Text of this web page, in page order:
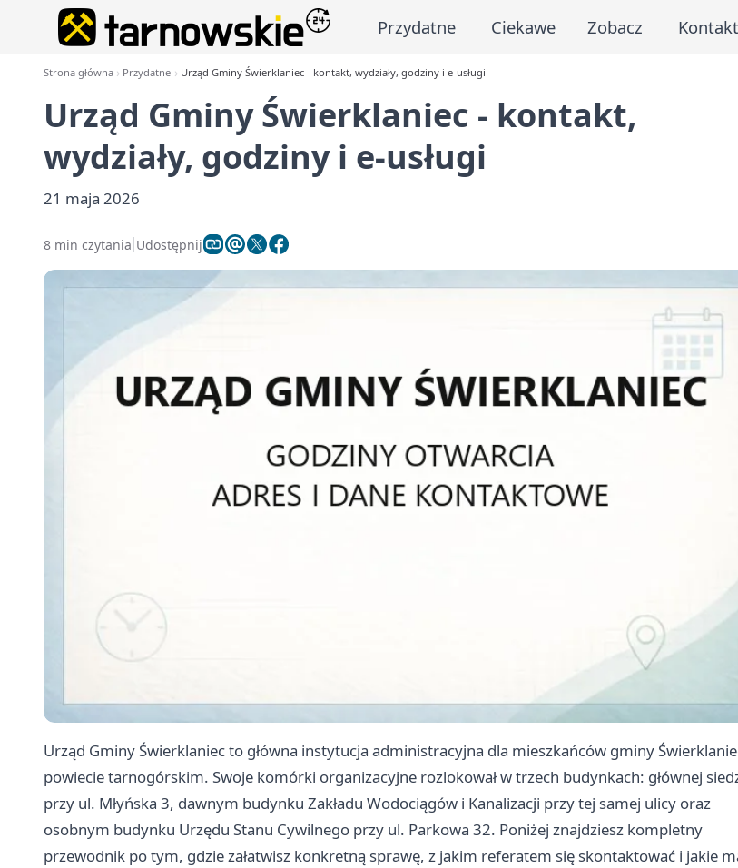
Przydatne Ciekawe Zobacz Kontakt
Strona główna Przydatne Urząd Gminy Świerklaniec - kontakt, wydziały, godziny i e-usługi
Urząd Gminy Świerklaniec - kontakt,
wydziały, godziny i e-usługi
21 maja 2026
8 min czytania Udostępnij
Urząd Gminy Świerklaniec to główna instytucja administracyjna dla mieszkańców gminy
powiecie tarnogórskim. Swoje komórki organizacyjne rozlokował w trzech budynkach: głównej
przy ul. Młyńska 3, dawnym budynku Zakładu Wodociągów i Kanalizacji przy tej samej ulicy oraz
osobnym budynku Urzędu Stanu Cywilnego przy ul. Parkowa 32. Poniżej znajdziesz kompletny
przewodnik po tym, gdzie załatwisz konkretną sprawę, z jakim referatem się skontaktować i jakie